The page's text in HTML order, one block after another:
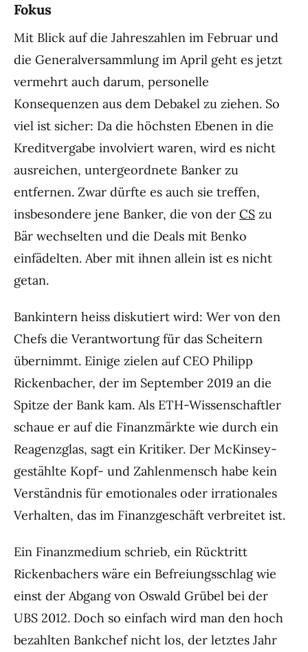
Fokus
Mit Blick auf die Jahreszahlen im Februar und
die Generalversammlung im April geht es jetzt
vermehrt auch darum, personelle
Konsequenzen aus dem Debakel zu ziehen. So
viel ist sicher: Da die höchsten Ebenen in die
Kreditvergabe involviert waren, wird es nicht
ausreichen, untergeordnete Banker zu
entfernen. Zwar dürfte es auch sie treffen,
insbesondere jene Banker, die von der CS zu
Bär wechselten und die Deals mit Benko
einfädelten. Aber mit ihnen allein ist es nicht
getan.
Bankintern heiss diskutiert wird: Wer von den
Chefs die Verantwortung für das Scheitern
übernimmt. Einige zielen auf CEO Philipp
Rickenbacher, der im September 2019 an die
Spitze der Bank kam. Als ETH-Wissenschaftler
schaue er auf die Finanzmärkte wie durch ein
Reagenzglas, sagt ein Kritiker. Der McKinsey-
gestählte Kopf- und Zahlenmensch habe kein
Verständnis für emotionales oder irrationales
Verhalten, das im Finanzgeschäft verbreitet ist.
Ein Finanzmedium schrieb, ein Rücktritt
Rickenbachers wäre ein Befreiungsschlag wie
einst der Abgang von Oswald Grübel bei der
UBS 2012. Doch so einfach wird man den hoch
bezahlten Bankchef nicht los, der letztes Jahr